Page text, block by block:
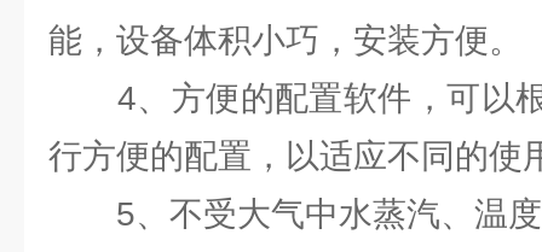
能，设备体积小巧，安装方便。
4、方便的配置软件，可以
行方便的配置，以适应不同的使
5、不受大气中水蒸汽、温度